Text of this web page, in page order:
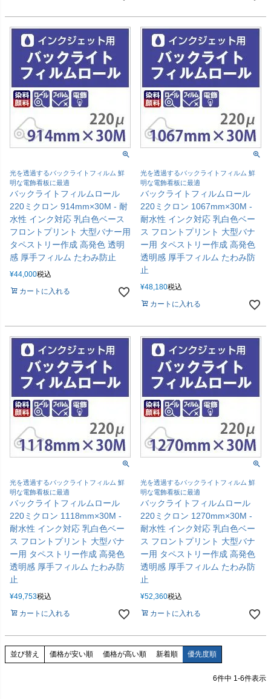
光を透過するバックライトフィルム 鮮
明な電飾看板に最適
バックライトフィルムロール
220ミクロン 914mm×30M - 耐
水性 インク対応 乳白色ベース
フロントプリント 大型バナー用
タペストリー作成 高発色 透明
感 厚手フィルム たわみ防止
¥44,000税込
カートに入れる
光を透過するバックライトフィルム 鮮
明な電飾看板に最適
バックライトフィルムロール
220ミクロン 1067mm×30M -
耐水性 インク対応 乳白色ベー
ス フロントプリント 大型バナ
ー用 タペストリー作成 高発色
透明感 厚手フィルム たわみ防
止
¥48,180税込
カートに入れる
光を透過するバックライトフィルム 鮮
明な電飾看板に最適
バックライトフィルムロール
220ミクロン 1118mm×30M -
耐水性 インク対応 乳白色ベー
ス フロントプリント 大型バナ
ー用 タペストリー作成 高発色
透明感 厚手フィルム たわみ防
止
¥49,753税込
カートに入れる
光を透過するバックライトフィルム 鮮
明な電飾看板に最適
バックライトフィルムロール
220ミクロン 1270mm×30M -
耐水性 インク対応 乳白色ベー
ス フロントプリント 大型バナ
ー用 タペストリー作成 高発色
透明感 厚手フィルム たわみ防
止
¥52,360税込
カートに入れる
並び替え 価格が安い順 価格が高い順 新着順 優先度順
6件中 1-6件表示